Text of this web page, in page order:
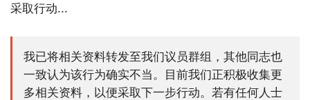
采取行动...
我已将相关资料转发至我们议员群组，其他同志也
一致认为该行为确实不当。目前我们正积极收集更
多相关资料，以便采取下一步行动。若有任何人士